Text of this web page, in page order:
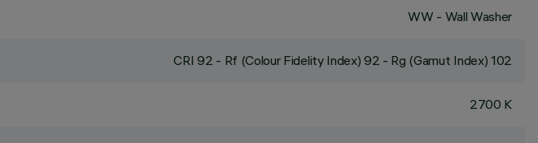
WW - Wall Washer
CRI92 - Rf (Colour Fidelity Index) 92 - Rg (Gamut Index) 102
2700 K